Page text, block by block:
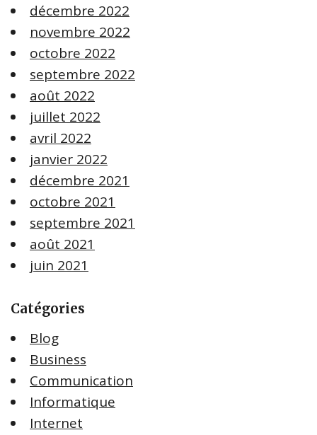
décembre 2022
novembre 2022
octobre 2022
septembre 2022
août 2022
juillet 2022
avril 2022
janvier 2022
décembre 2021
octobre 2021
septembre 2021
août 2021
juin 2021
Catégories
Blog
Business
Communication
Informatique
Internet